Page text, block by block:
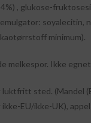
, glukose-
soyalecitin,
minimum).
melkespor. Ikke
sted. (Mandel
EU/ikke-UK),